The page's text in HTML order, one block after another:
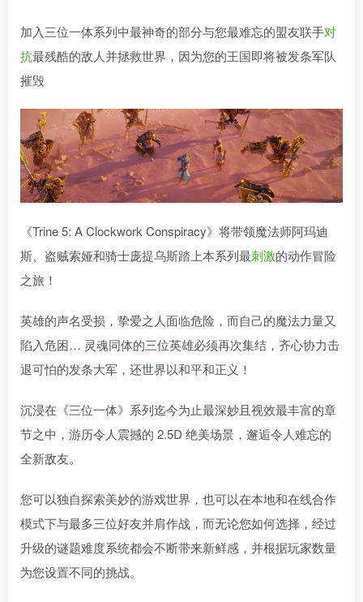
加入三位一体系列中最神奇的部分与您最难忘的盟友联手对
抗最残酷的敌人并拯救世界，因为您的王国即将被发条军队
摧毁
《Trine 5: A Clockwork Conspiracy》将带领魔法师阿玛迪
斯、盗贼索娅和骑士庞提乌斯踏上本系列最刺激的动作冒险
之旅！
英雄的声名受损，挚爱之人面临危险，而自己的魔法力量又
陷入危困… 灵魂同体的三位英雄必须再次集结，齐心协力击
退可怕的发条大军，还世界以和平和正义！
沉浸在《三位一体》系列迄今为止最深妙且视效最丰富的章
节之中，游历令人震撼的 2.5D 绝美场景，邂逅令人难忘的
全新敌友。
您可以独自探索美妙的游戏世界，也可以在本地和在线合作
模式下与最多三位好友并肩作战，而无论您如何选择，经过
升级的谜题难度系统都会不断带来新鲜感，并根据玩家数量
为您设置不同的挑战。